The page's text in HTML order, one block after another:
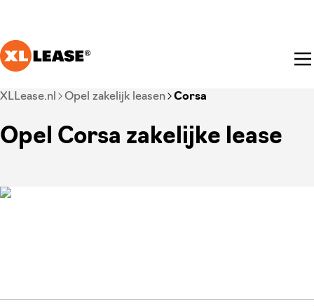
Je bent nu voorbij het hoofdmenu
XLLease.nl Opel zakelijk leasen Corsa
Opel Corsa zakelijke lease